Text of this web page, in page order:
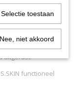
en
indrukwekkend. Het
grafisch
de training of de
uitgerust.
functioneel
Selectie toestaan
Nee, niet akkoord